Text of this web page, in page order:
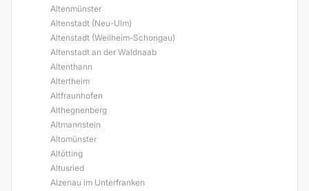
Altenmünster
Altenstadt (Neu-Ulm)
Altenstadt (Weilheim-Schongau)
Altenstadt an der Waldnaab
Altenthann
Altertheim
Altfraunhofen
Althegnenberg
Altmannstein
Altomünster
Altötting
Altusried
Alzenau im Unterfranken